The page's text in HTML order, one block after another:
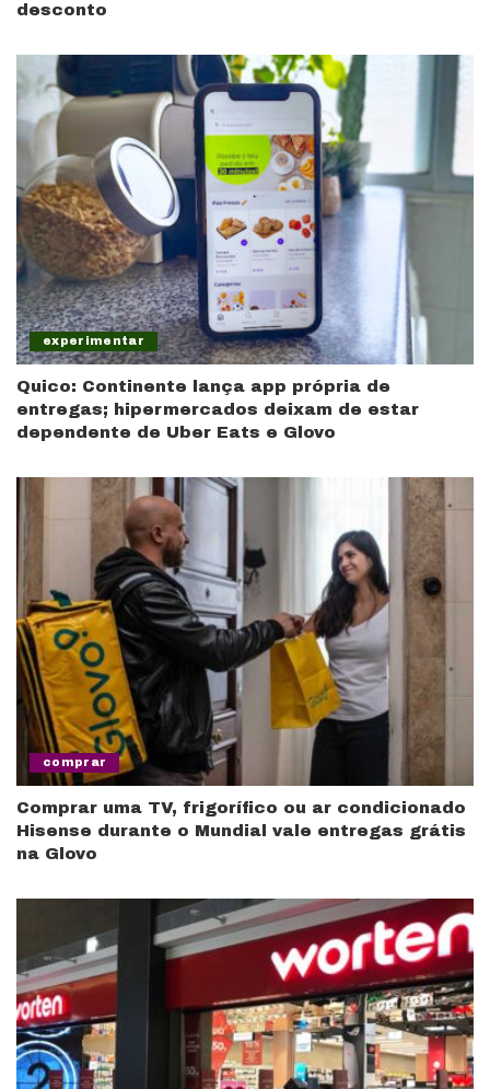
desconto
experimentar
Quico: Continente lança app própria de
entregas; hipermercados deixam de estar
dependente de Uber Eats e Glovo
comprar
Comprar uma TV, frigorífico ou ar condicionado
Hisense durante o Mundial vale entregas grátis
na Glovo